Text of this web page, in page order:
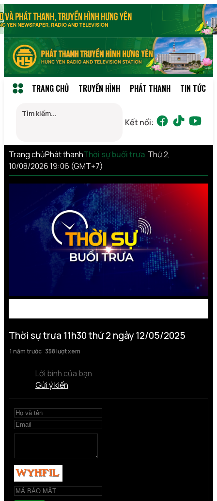
TRANG CHỦ TRUYỀN HÌNH PHÁT THANH TIN TỨC
Kết nối:
Trang chủPhát thanhThời sự buổi trưa Thứ 2,
10/08/2026 19:06 (GMT+7)
Thời sự trưa 11h30 thứ 2 ngày 12/05/2025
1 năm trước 358 lượt xem
Lời bình của bạn
Gửi ý kiến